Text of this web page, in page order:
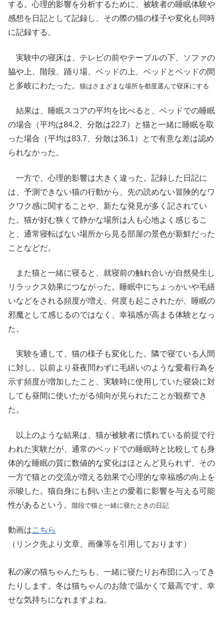
する。心理的影響を分析するために、被験者の睡眠体験や
感想を日記として記録し、その際の猫の様子や変化も同時
に記録する。
実験中の寝床は、テレビの前やテーブルの下、ソファの
脇や上、階段、踊り場、ベッドの上、ベッドとベッドの間
と多岐にわたった。 猫はさまざまな場所を都度選んで寝床にする
結果は、睡眠スコアの平均を比べると、ベッドでの睡眠
の場合（平均は84.2、分散は22.7）と猫と一緒に睡眠を取
った場合（平均は83.7、分散は36.1）とで有意な差は認め
られなかった。
一方で、心理的影響は大きく違った。記録した日記に
は、予測できない猫の行動から、先の読めない冒険的なワ
クワク感に関することや、新たな発見が多く記されてい
た。猫が好む狭くて静かな場所は人も心地よく感じるこ
と、通常寝転ばない場所から見る部屋の景色が新鮮だった
ことなどだ。
また猫と一緒に寝ると、就寝前の触れ合いが自然発生し
リラックス効果につながった。睡眠中にちょっかいや毛繕
いなどをされる頻度が増え、何度も起こされたが、睡眠の
邪魔として感じるのではなく、幸福感が高まる体験となっ
た。
実験を通して、猫の様子も変化した。隣で寝ている人間
に対し、以前より昼夜問わずに毛繕いのような愛着行為を
示す頻度が増加したこと、実験時に使用していた寝袋に対
しても昼間に使いたがる傾向が見られたことが観察でき
た。
以上のような結果は、猫が被験者に慣れている前提で行
われた実験だが、通常のベッドでの睡眠時と比較しても身
体的な睡眠の質に数値的な変化はほとんど見られず、その
一方で猫との交流が増える効果で心理的な幸福感の向上を
示唆した。猫自身にも飼い主との愛着に影響を与える可能
性があるという。 階段で猫と一緒に寝たときの日記
動画はこちら
（リンク先より文章、画像等を引用しております）
私の家の猫ちゃんたちも、一緒に寝たりお布団に入ってき
たりします。冬は猫ちゃんのお陰で温かくて最高です。幸
せな気持ちになれますよね。